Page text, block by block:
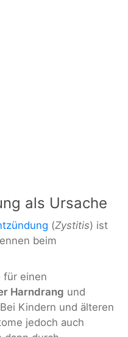
als Ursache
(Zystitis) ist
beim
für einen
Harndrang und
Kindern und älteren
jedoch auch